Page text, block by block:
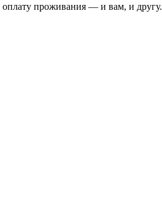
проживания — и вам, и другу.